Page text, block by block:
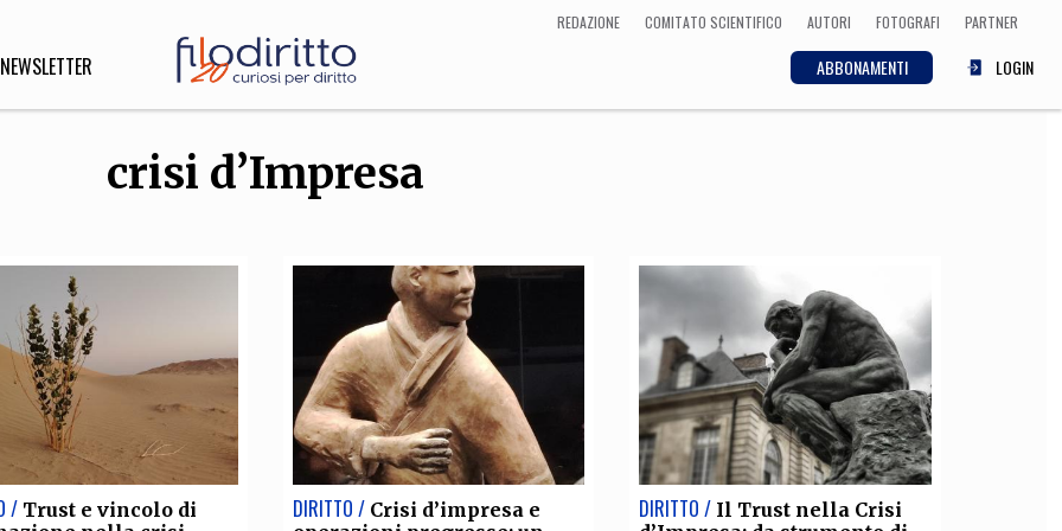
REDAZIONE COMITATO SCIENTIFICO AUTORI FOTOGRAFI PARTNER
ABBONAMENTI LOGIN
NEWSLETTER
DIRITTO
INNOVAZIONE
Scienze informatiche,
Architettura, Ingegneria
Arte, Cinema, Musica,
Letteratura
crisi d’Impresa
/ Trust e vincolo di
DIRITTO / Crisi d’impresa e
DIRITTO / Il Trust nella Crisi